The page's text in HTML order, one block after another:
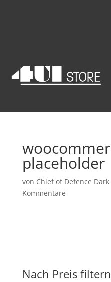
placeholder
von Chief of Defence Dark
Kommentare
Nach Preis filtern